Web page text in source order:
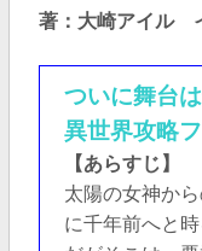
著：大崎アイル
ついに舞台
異世界攻略
【あらすじ】
太陽の女神か
に千年前へと